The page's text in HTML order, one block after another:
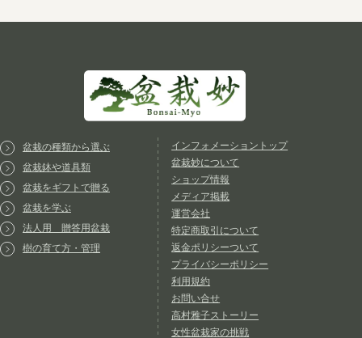
盆栽の種類から選ぶ
盆栽鉢や道具類
盆栽をギフトで贈る
盆栽を学ぶ
法人用 贈答用盆栽
樹の育て方・管理
インフォメーショントップ
盆栽妙について
ショップ情報
メディア掲載
運営会社
特定商取引について
返金ポリシーついて
プライバシーポリシー
利用規約
お問い合せ
高村雅子ストーリー
女性盆栽家の挑戦